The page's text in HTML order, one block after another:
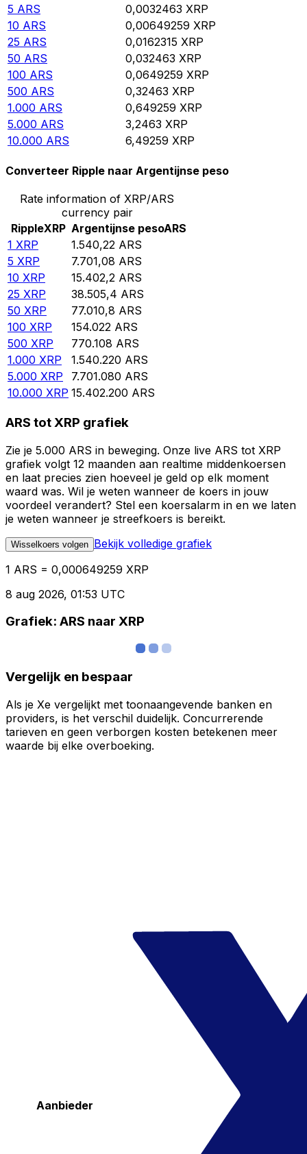
5 ARS 0,0032463 XRP
10 ARS 0,00649259 XRP
25 ARS 0,0162315 XRP
50 ARS 0,032463 XRP
100 ARS 0,0649259 XRP
500 ARS 0,32463 XRP
1.000 ARS 0,649259 XRP
5.000 ARS 3,2463 XRP
10.000 ARS 6,49259 XRP
Converteer Ripple naar Argentijnse peso
Rate information of XRP/ARS
currency pair
RippleXRP Argentijnse pesoARS
1 XRP 1.540,22 ARS
5 XRP 7.701,08 ARS
10 XRP 15.402,2 ARS
25 XRP 38.505,4 ARS
50 XRP 77.010,8 ARS
100 XRP 154.022 ARS
500 XRP 770.108 ARS
1.000 XRP 1.540.220 ARS
5.000 XRP 7.701.080 ARS
10.000 XRP 15.402.200 ARS
ARS tot XRP grafiek
Zie je 5.000 ARS in beweging. Onze live ARS tot XRP
grafiek volgt 12 maanden aan realtime middenkoersen
en laat precies zien hoeveel je geld op elk moment
waard was. Wil je weten wanneer de koers in jouw
voordeel verandert? Stel een koersalarm in en we laten
je weten wanneer je streefkoers is bereikt.
Wisselkoers volgen Bekijk volledige grafiek
1 ARS = 0,000649259 XRP
8 aug 2026, 01:53 UTC
Grafiek: ARS naar XRP
Vergelijk en bespaar
Als je Xe vergelijkt met toonaangevende banken en
providers, is het verschil duidelijk. Concurrerende
tarieven en geen verborgen kosten betekenen meer
waarde bij elke overboeking.
Aanbieder